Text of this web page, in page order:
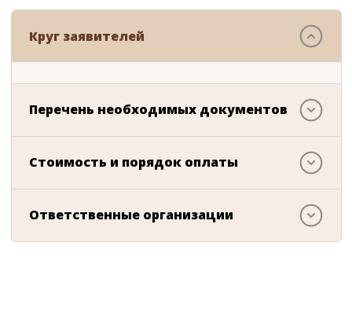
Круг заявителей
Перечень необходимых документов
Стоимость и порядок оплаты
Ответственные организации